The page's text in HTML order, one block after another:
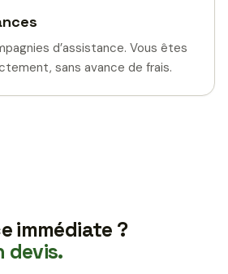
d’assistance. Vous êtes
sans avance de frais.
immédiate ?
devis.